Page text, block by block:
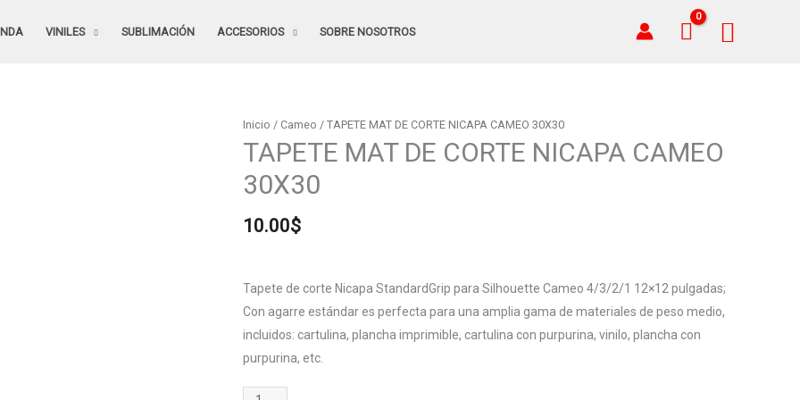
VINILES SUBLIMACIÓN ACCESORIOS SOBRE NOSOTROS
Inicio / Cameo / TAPETE MAT DE CORTE NICAPA CAMEO 30X30
TAPETE MAT DE CORTE NICAPA CAMEO
30X30
10.00$
Tapete de corte Nicapa StandardGrip para Silhouette Cameo 4/3/2/1 12×12 pulgadas;
Con agarre estándar es perfecta para una amplia gama de materiales de peso medio,
incluidos: cartulina, plancha imprimible, cartulina con purpurina, vinilo, plancha con
purpurina, etc.
TAPETE
MAT
CORTE
NICAPA
cantidad